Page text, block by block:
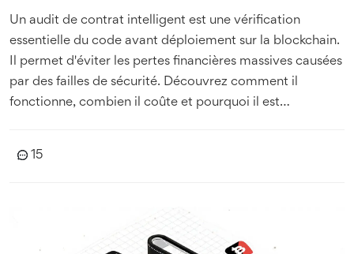
Un audit de contrat intelligent est une vérification
essentielle du code avant déploiement sur la blockchain.
Il permet d'éviter les pertes financières massives causées
par des failles de sécurité. Découvrez comment il
fonctionne, combien il coûte et pourquoi il est
15